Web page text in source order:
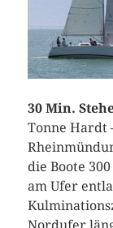
30 Min.
Tonne Hardt
die Boote
am Ufer